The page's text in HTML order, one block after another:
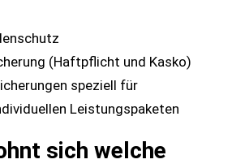
(Haftpflicht und Kasko)
speziell für
Leistungspaketen
sich welche